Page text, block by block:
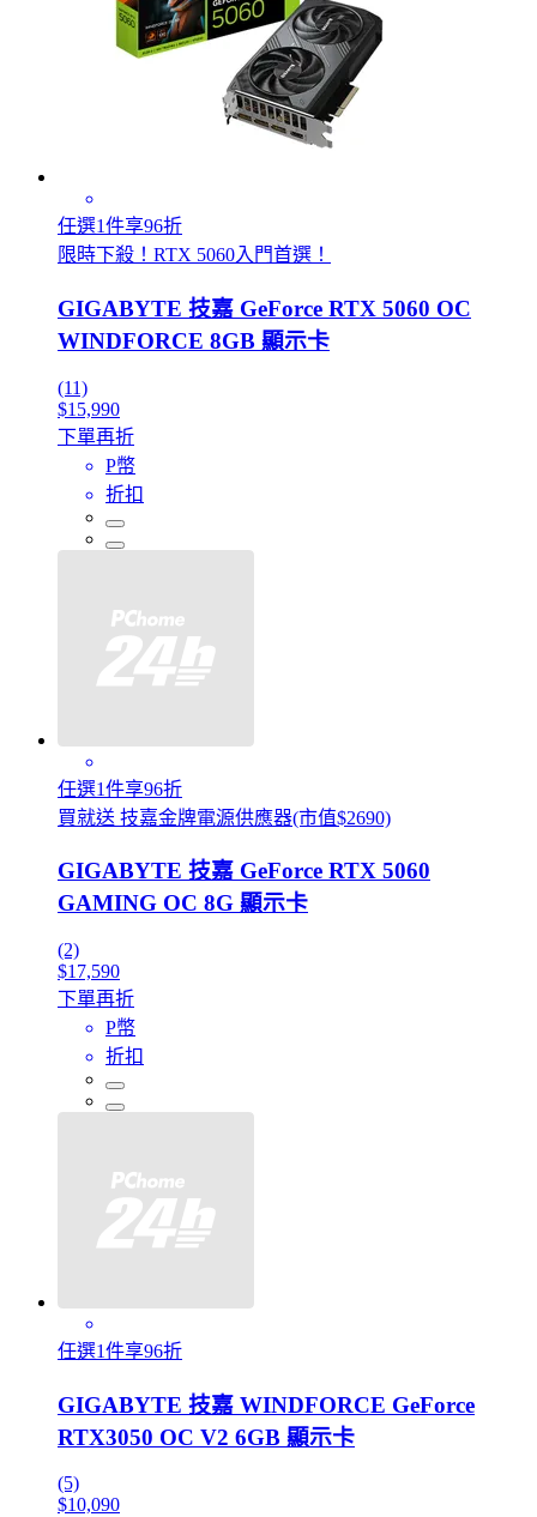
任選1件享96折
限時下殺！RTX 5060入門首選！
GIGABYTE 技嘉 GeForce RTX 5060 OC
WINDFORCE 8GB 顯示卡
(11)
$15,990
下單再折
P幣
折扣
任選1件享96折
買就送 技嘉金牌電源供應器(市值$2690)
GIGABYTE 技嘉 GeForce RTX 5060
GAMING OC 8G 顯示卡
(2)
$17,590
下單再折
P幣
折扣
任選1件享96折
GIGABYTE 技嘉 WINDFORCE GeForce
RTX3050 OC V2 6GB 顯示卡
(5)
$10,090